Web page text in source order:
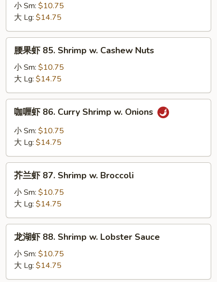
84.
Shrimp
w.
Chinese
Vegetable
小 Sm: $10.75
大 Lg: $14.75
85.
Shrimp
w.
Cashew
Nuts
腰果虾 85. Shrimp w. Cashew Nuts
小 Sm: $10.75
大 Lg: $14.75
86.
Shrimp
Onions
咖喱虾 86. Curry Shrimp w. Onions
小 Sm: $10.75
大 Lg: $14.75
87.
Shrimp
w.
Broccoli
芥兰虾 87. Shrimp w. Broccoli
小 Sm: $10.75
大 Lg: $14.75
88.
Shrimp
龙湖虾 88. Shrimp w. Lobster Sauce
小 Sm: $10.75
大 Lg: $14.75